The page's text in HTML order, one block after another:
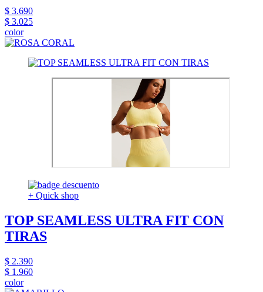
$ 3.690
$ 3.025
color
+ Quick shop
TOP SEAMLESS ULTRA FIT CON
TIRAS
$ 2.390
$ 1.960
color